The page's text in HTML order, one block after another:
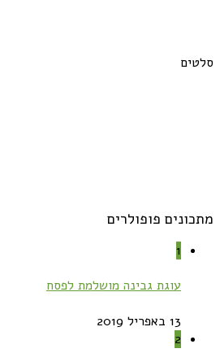
סלטים
מתכונים פופולרים
1
עוגת גבינה מושלמת לפסח
13 באפריל 2019
2